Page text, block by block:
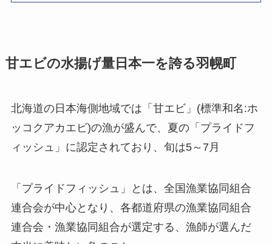
甘エビの水揚げ量日本一を誇る羽幌町
北海道の日本海側地域では「甘エビ」(標準和名:ホ
ッコクアカエビ)の漁が盛んで、夏の「プライドフ
ィッシュ」に認定されており、旬は5～7月
「プライドフィッシュ」とは、全国漁業協同組合
連合会が中心となり、各都道府県の漁業協同組合
連合会・漁業協同組合が選定する、漁師が選んだ